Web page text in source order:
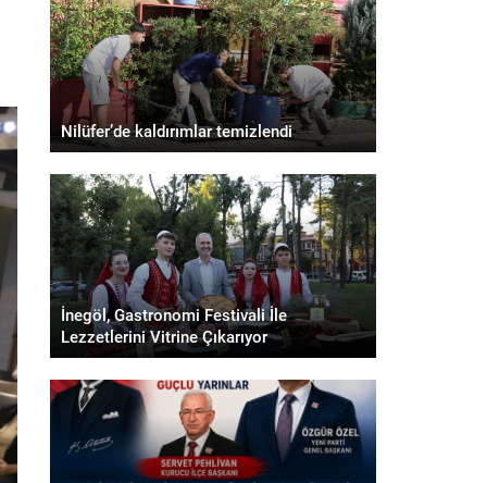
Nilüfer’de kaldırımlar temizlendi
İnegöl, Gastronomi Festivali İle
Lezzetlerini Vitrine Çıkarıyor